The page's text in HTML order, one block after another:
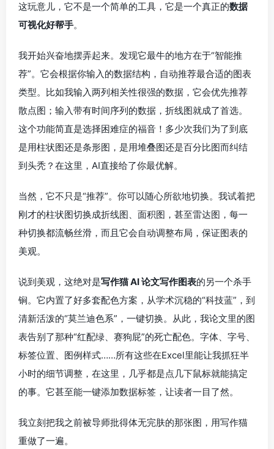
这玩意儿，它不是一个简单的工具，它是一个真正的数据
可视化好帮手。
我开始兴奋地摆弄起来。发现它最牛的地方在于“智能推
荐”。它会根据你输入的数据结构，自动推荐最合适的图表
类型。比如我输入两列相关性很强的数据，它会优先推荐
散点图；输入带有时间序列的数据，折线图就成了首选。
这个功能简直是选择困难症的福音！多少次我们为了到底
是用柱状图还是条形图，是用堆叠图还是百分比图而纠结
到头秃？在这里，AI直接给了你最优解。
当然，它不只是“推荐”。你可以随心所欲地切换。我试着把
刚才的柱状图切换成折线图、面积图，甚至雷达图，每一
种切换都流畅丝滑，而且它会自动调整布局，保证图表的
美观。
说到美观，这绝对是写作猫 AI 论文写作图表的另一个杀手
锏。它内置了好多套配色方案，从学术沉稳的“科技蓝”，到
清新活泼的“莫兰迪色系”，一键切换。从此，我论文里的图
表告别了那种“红配绿、赛狗屁”的死亡配色。字体、字号、
标签位置、图例样式……所有这些在Excel里能让我抓狂半
小时的细节调整，在这里，几乎都是点几下鼠标就能搞定
的事。它甚至能一键添加数据标签，让读者一目了然。
我立刻把我之前被导师批得体无完肤的那张图，用写作猫
重做了一遍。